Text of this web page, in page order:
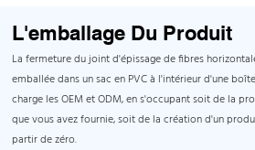
L'emballage Du Produit
La fermeture du joint d'épissage de fibres
emballée dans un sac en PVC à l'intérieur d'une
charge les OEM et ODM, en s'occupant soit de la
que vous avez fournie, soit de la création d'un
partir de zéro.